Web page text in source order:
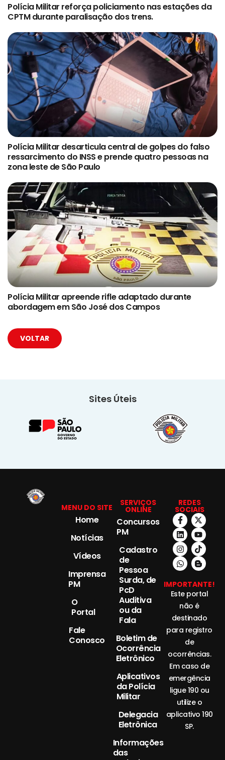
Polícia Militar reforça policiamento nas estações da
CPTM durante paralisação dos trens.
Polícia Militar desarticula central de golpes do falso
ressarcimento do INSS e prende quatro pessoas na
zona leste de São Paulo
Polícia Militar apreende rifle adaptado durante
abordagem em São José dos Campos
VOLTAR
Sites Úteis
MENU DO SITE
Home
Notícias
Vídeos
Imprensa
PM
O
Portal
Fale
Conosco
SERVIÇOS
ONLINE
Concursos
PM
Cadastro
de
Pessoa
Surda, de
PcD
Auditiva
ou da
Fala
Boletim de
Ocorrência
Eletrônico
Aplicativos
da Polícia
Militar
Delegacia
Eletrônica
Informações
das
REDES
SOCIAIS
IMPORTANTE!
Este portal
não é
destinado
para registro
de
ocorrências.
Em caso de
emergência
ligue 190 ou
utilize o
aplicativo 190
SP.